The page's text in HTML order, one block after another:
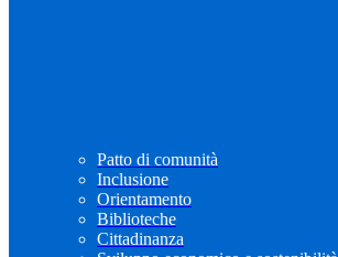
Patto di comunità
Inclusione
Orientamento
Biblioteche
Cittadinanza